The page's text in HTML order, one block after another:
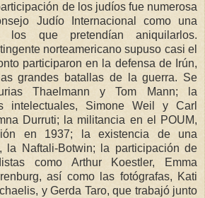
de los judíos fue numerosa
Judío Internacional como una
los que pretendían aniquilarlos.
norteamericano supuso casi el
participaron en la defensa de Irún,
grandes batallas de la guerra. Se
Thaelmann y Tom Mann; la
intelectuales, Simone Weil y Carl
Durruti; la militancia en el POUM,
en 1937; la existencia de una
la Naftali-Botwin; la participación de
como Arthur Koestler, Emma
así como las fotógrafas, Kati
y Gerda Taro, que trabajó junto